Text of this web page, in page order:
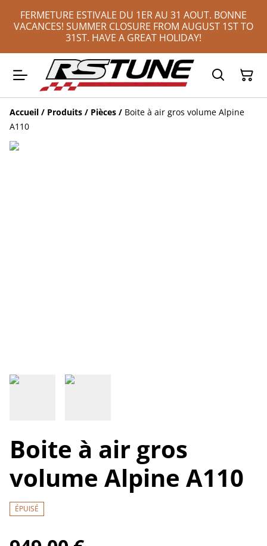
FERMETURE ESTIVALE DU 1ER AU 31 AOUT. BONNE
VACANCES! SUMMER CLOSURE FROM AUGUST 1ST TO
31ST. HAVE A GREAT HOLIDAY!
Accueil / Produits / Pièces / Boite à air gros volume Alpine
A110
Boite à air gros
volume Alpine A110
ÉPUISÉ